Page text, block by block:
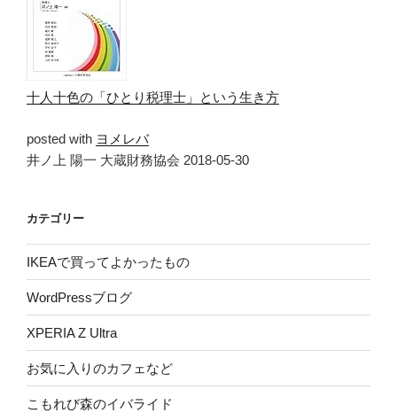
十人十色の「ひとり税理士」という生き方
posted with ヨメレバ
井ノ上 陽一 大蔵財務協会 2018-05-30
カテゴリー
IKEAで買ってよかったもの
WordPressブログ
XPERIA Z Ultra
お気に入りのカフェなど
こもれび森のイバライド